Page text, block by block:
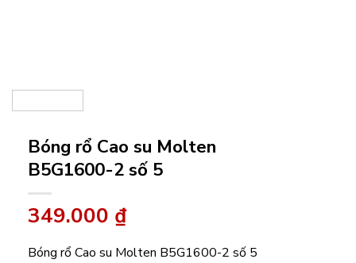
Bóng rổ Cao su Molten
B5G1600-2 số 5
349.000 ₫
Bóng rổ Cao su Molten B5G1600-2 số 5